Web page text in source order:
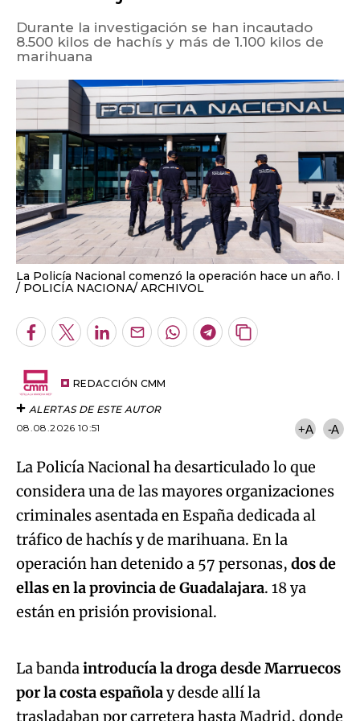
Durante la investigación se han incautado
8.500 kilos de hachís y más de 1.100 kilos de
marihuana
La Policía Nacional comenzó la operación hace un año. l
POLICÍA NACIONA/ ARCHIVOL
Facebook
TwitterLinkedInEnviarWhatsapp
Telegram
Copiar
REDACCIÓN CMM
ALERTAS DE ESTE AUTOR
08.08.2026 10:51
+A -A
La Policía Nacional ha desarticulado lo que
considera una de las mayores organizaciones
criminales asentada en España dedicada al
tráfico de hachís y de marihuana. En la
operación han detenido a 57 personas, dos de
ellas en la provincia de Guadalajara. 18 ya
están en prisión provisional.
Algo salió mal.
An error occurred, please try again later.
Try again
La bandaintroducía la droga desde Marruecos
por la costa españolay desde allí la
trasladaban por carretera hasta Madrid, donde